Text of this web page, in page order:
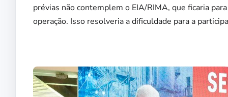
prévias não contemplem o EIA/RIMA, que ficaria
operação. Isso resolveria a dificuldade para a